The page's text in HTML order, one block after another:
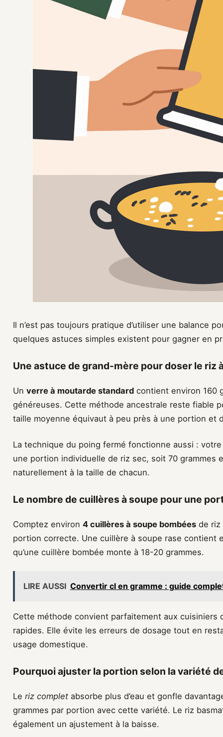
Il n’est pas toujours pratique d’utiliser une balance
quelques astuces simples existent pour gagner en
Une astuce de grand-mère pour doser le riz
Un verre à moutarde standard contient environ 160
généreuses. Cette méthode ancestrale reste fiable
taille moyenne équivaut à peu près à une portion et
La technique du poing fermé fonctionne aussi :
une portion individuelle de riz sec, soit 70 grammes
naturellement à la taille de chacun.
Le nombre de cuillères à soupe pour une
Comptez environ 4 cuillères à soupe bombées de riz
portion correcte. Une cuillère à soupe rase contient
qu’une cuillère bombée monte à 18-20 grammes.
LIRE AUSSI Convertir cl en gramme : guide
Cette méthode convient parfaitement aux cuisiniers
rapides. Elle évite les erreurs de dosage tout en
usage domestique.
Pourquoi ajuster la portion selon la variété
Le riz complet absorbe plus d’eau et gonfle
grammes par portion avec cette variété. Le riz
également un ajustement à la baisse.